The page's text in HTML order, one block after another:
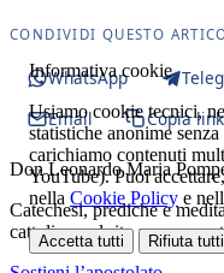
CONDIVIDI QUESTO
WhatsApp
Email
Copia link
Don Leonardo Maria
Catechesi, prediche e
cattolica e al rito romano
Informativa cookie
Usiamo cookie tecnici,
statistiche anonime
carichiamo contenuti
YouTube). Puoi
nella Cookie Policy e
Accetta tutti Rifiuta tutti